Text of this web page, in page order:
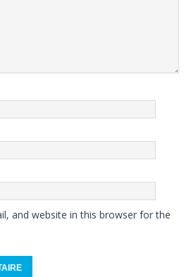
and website in this browser for the